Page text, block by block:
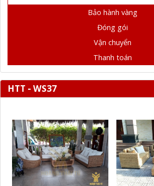
Bảo hành vàng
Đóng gói
Vận chuyển
Thanh toán
HTT - WS37